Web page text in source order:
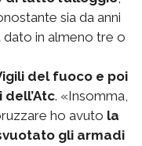
sia da anni
dato in almeno tre o
del fuoco e poi
. «Insomma,
ho avuto la
gli armadi